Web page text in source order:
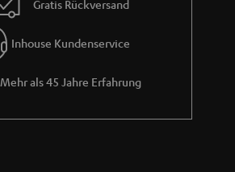
Gratis Rückversand
Inhouse Kundenservice
Mehr als 45 Jahre Erfahrung